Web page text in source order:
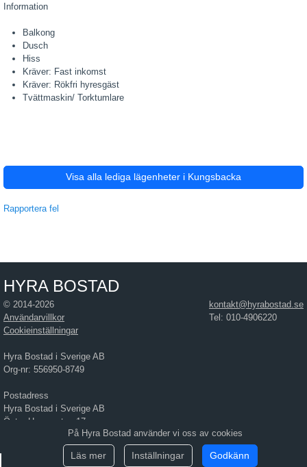
Information
Balkong
Dusch
Hiss
Kräver: Fast inkomst
Kräver: Rökfri hyresgäst
Tvättmaskin/ Torktumlare
Visa alla lediga lägenheter i Kungsbacka
Rapportera fel
HYRA BOSTAD
kontakt@hyrabostad.se
Tel: 010-4906220
© 2014-2026
Användarvillkor
Cookieinställningar
Hyra Bostad i Sverige AB
Org-nr: 556950-8749
Postadress
Hyra Bostad i Sverige AB
Östra Hamngatan 17
På Hyra Bostad använder vi oss av cookies
Läs mer Inställningar Godkänn